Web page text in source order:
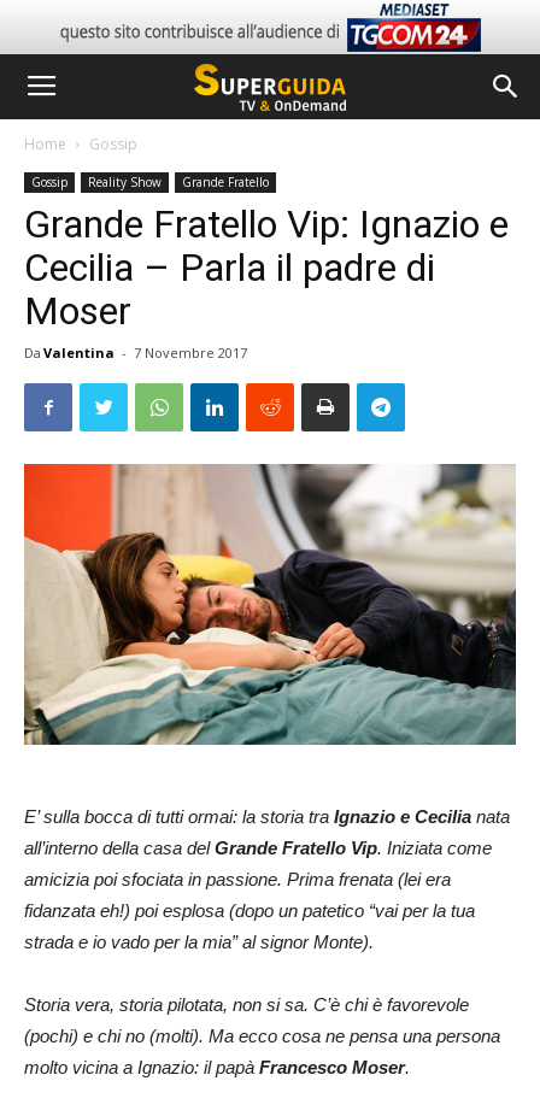
Home Gossip
Gossip Reality Show Grande Fratello
Grande Fratello Vip: Ignazio e
Cecilia – Parla il padre di
Moser
Da Valentina - 7 Novembre 2017
E’ sulla bocca di tutti ormai: la storia tra Ignazio e Cecilia nata
all’interno della casa delGrande Fratello Vip. Iniziata come
amicizia poi sfociata in passione. Prima frenata (lei era
fidanzata eh!) poi esplosa (dopo un patetico “vai per la tua
strada e io vado per la mia” al signor Monte).
Storia vera, storia pilotata, non si sa. C’è chi è favorevole
(pochi) e chi no (molti). Ma ecco cosa ne pensa una persona
molto vicina a Ignazio: il papà Francesco Moser.